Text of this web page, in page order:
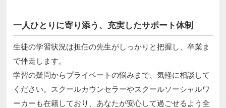
一人ひとりに寄り添う、充実したサポート体制
生徒の学習状況は担任の先生がしっかりと把握し、卒業ま
で伴走します。
学習の疑問からプライベートの悩みまで、気軽に相談して
ください。スクールカウンセラーやスクールソーシャルワ
ーカーも在籍しており、あなたが安心して過ごせるよう全